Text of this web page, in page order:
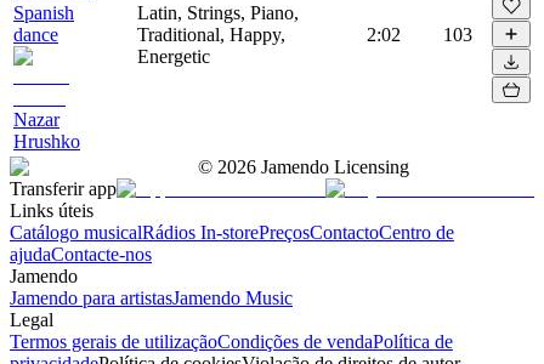
Spanish
dance
Nazar
Hrushko
Latin, Strings, Piano,
Traditional, Happy,
Energetic
2:02 103
© 2026 Jamendo Licensing
Transferir app
Links úteis
Catálogo musicalRádios In-storePreçosContactoCentro de
ajudaContacte-nos
Jamendo
Jamendo para artistasJamendo Music
Legal
Termos gerais de utilizaçãoCondições de vendaPolítica de